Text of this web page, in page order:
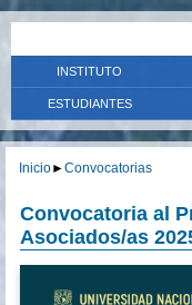
INSTITUTO
ESTUDIANTES
Inicio►Convocatorias
Convocatoria al
Asociados/as